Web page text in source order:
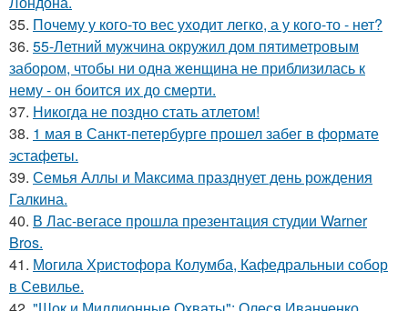
35. Почему у кого-то вес уходит легко, а у кого-то - нет?
36. 55-Летний мужчина окружил дом пятиметровым
забором, чтобы ни одна женщина не приблизилась к
нему - он боится их до смерти.
37. Никогда не поздно стать атлетом!
38. 1 мая в Санкт-петербурге прошел забег в формате
эстафеты.
39. Семья Аллы и Максима празднует день рождения
Галкина.
40. В Лас-вегасе прошла презентация студии Warner
Bros.
41. Могила Христофора Колумба, Кафедральныи собор
в Севилье.